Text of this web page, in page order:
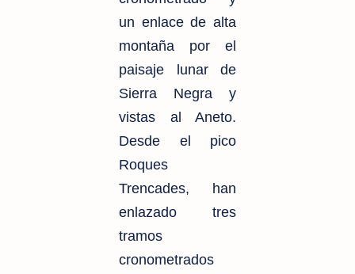
un enlace de alta
montaña por el
paisaje lunar de
Sierra Negra y
vistas al Aneto.
Desde el pico
Roques
Trencades, han
enlazado tres
tramos
cronometrados